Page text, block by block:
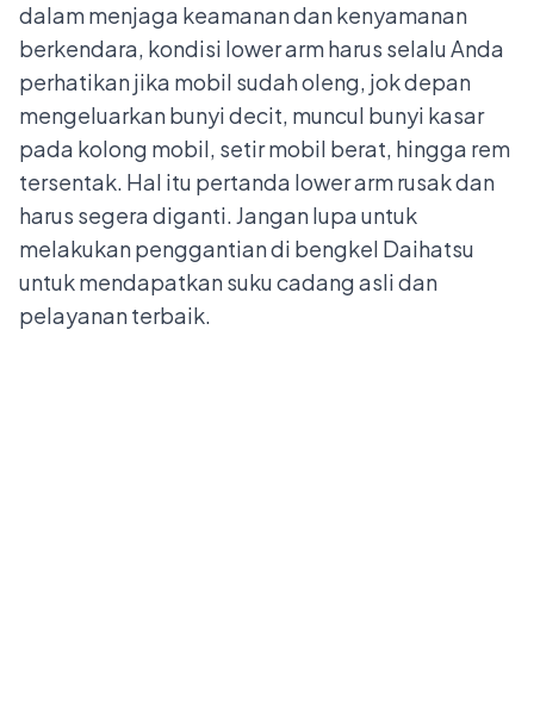
dalam menjaga keamanan dan kenyamanan
berkendara, kondisi lower arm harus selalu Anda
perhatikan jika mobil sudah oleng, jok depan
mengeluarkan bunyi decit, muncul bunyi kasar
pada kolong mobil, setir mobil berat, hingga rem
tersentak. Hal itu pertanda lower arm rusak dan
harus segera diganti. Jangan lupa untuk
melakukan penggantian di bengkel Daihatsu
untuk mendapatkan suku cadang asli dan
pelayanan terbaik.